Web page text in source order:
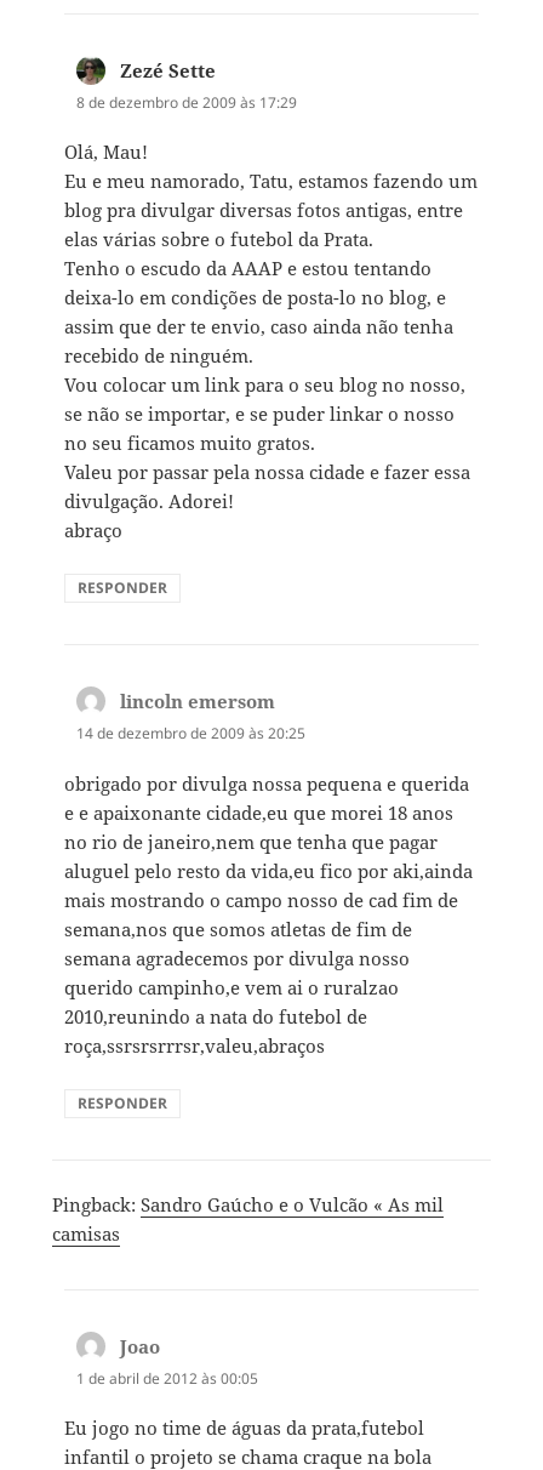
Zezé Sette
8 de dezembro de 2009 às 17:29
Olá, Mau!
Eu e meu namorado, Tatu, estamos fazendo um
blog pra divulgar diversas fotos antigas, entre
elas várias sobre o futebol da Prata.
Tenho o escudo da AAAP e estou tentando
deixa-lo em condições de posta-lo no blog, e
assim que der te envio, caso ainda não tenha
recebido de ninguém.
Vou colocar um link para o seu blog no nosso,
se não se importar, e se puder linkar o nosso
no seu ficamos muito gratos.
Valeu por passar pela nossa cidade e fazer essa
divulgação. Adorei!
abraço
RESPONDER
lincoln emersomdisse:
14 de dezembro de 2009 às 20:25
obrigado por divulga nossa pequena e querida
e e apaixonante cidade,eu que morei 18 anos
no rio de janeiro,nem que tenha que pagar
aluguel pelo resto da vida,eu fico por aki,ainda
mais mostrando o campo nosso de cad fim de
semana,nos que somos atletas de fim de
semana agradecemos por divulga nosso
querido campinho,e vem ai o ruralzao
2010,reunindo a nata do futebol de
roça,ssrsrsrrrsr,valeu,abraços
RESPONDER
Pingback: Sandro Gaúcho e o Vulcão « As mil
camisas
Joaodisse:
1 de abril de 2012 às 00:05
Eu jogo no time de águas da prata,futebol
infantil o projeto se chama craque na bola